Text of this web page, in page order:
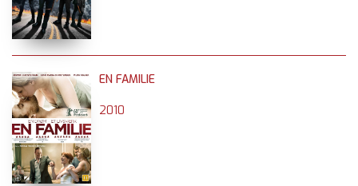
EN FAMILIE
2010